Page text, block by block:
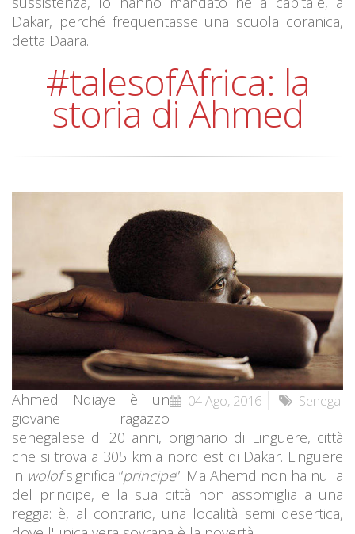
Dakar, perché frequentasse una scuola coranica,
detta Daara.
#talesofAfrica: la
storia di Ahmed
04 Ago, 2016 Senegal
Ahmed Ndiaye è un
giovane ragazzo
senegalese di 20 anni, originario di Linguere, città
che si trova a 305 km a nord est di Dakar. Linguere
in wolofsignifica “principe”. Ma Ahemd non ha nulla
del principe, e la sua città non assomiglia a una
reggia: è, al contrario, una località semi desertica,